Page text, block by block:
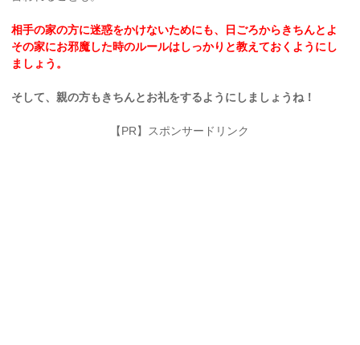
相手の家の方に迷惑をかけないためにも、日ごろからきちんとよ
その家にお邪魔した時のルールはしっかりと教えておくようにし
ましょう。
そして、親の方もきちんとお礼をするようにしましょうね！
【PR】スポンサードリンク